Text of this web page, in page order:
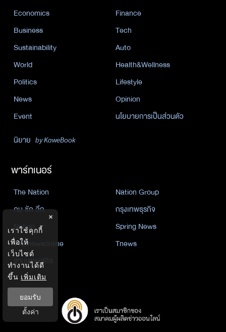
Economics
Finance
Business
Tech
Sustainability
Auto
World
Health&Wellness
Politics
Lifestyle
News
Opinion
Event
นโยบายการเป็นส่วนตัว
นิยาย by KaweBook
พาร์ทเนอร์
The Nation
Nation Group
คม ชัด ลึก
กรุงเทพธุรกิจ
Nation
Spring News
Thainewsonline
Tnews
ฐานเศรษฐกิจ
×
เราใช้คุกกี้
เพื่อให้
เว็บไซต์
ทำงานได้ดี
ขึ้น เพิ่มเติม
ยอมรับ
ตั้งค่า